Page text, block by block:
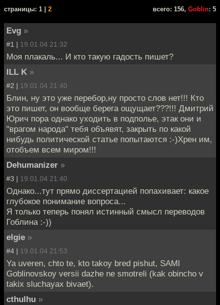
cтраницы: 1 | 2 всего: 156, Goblin: 5
Evg »
#1 | 19.01.04 21:32
Моя плакаль... И кто такую гадость пишет?
ILL K »
#2 | 19.01.04 21:40
Блин, ну это уже перебор,ну просто слов нет!!! Кто
это пишет, он вообще берега ощущает???!!! Дмитрий
Юрич пора однако уходить в подполье, этак они и
"врагом народа" тебя объявят, закрыть по какой
нибудь политической статье попытаются :-)Хрен им,
отобъем всем миром!!!
Dehumanizer »
#3 | 19.01.04 21:40
Однако...тут прямо диссертацией попахивает: какое
глубокое понимание вопроса...
Я только теперь понял истинный смысл переводов
Гоблина :-))
elgie »
#4 | 19.01.04 21:53
Ya uveren, chto te, kto takoy bred pishut, SAMI
Goblinovskoy versii dazhe ne smotreli (kak obincho v
takix sluchayax bivaet).
cthulhu »